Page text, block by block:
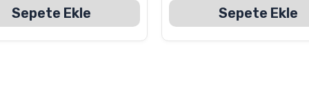
Sepete Ekle Sepete Ekle